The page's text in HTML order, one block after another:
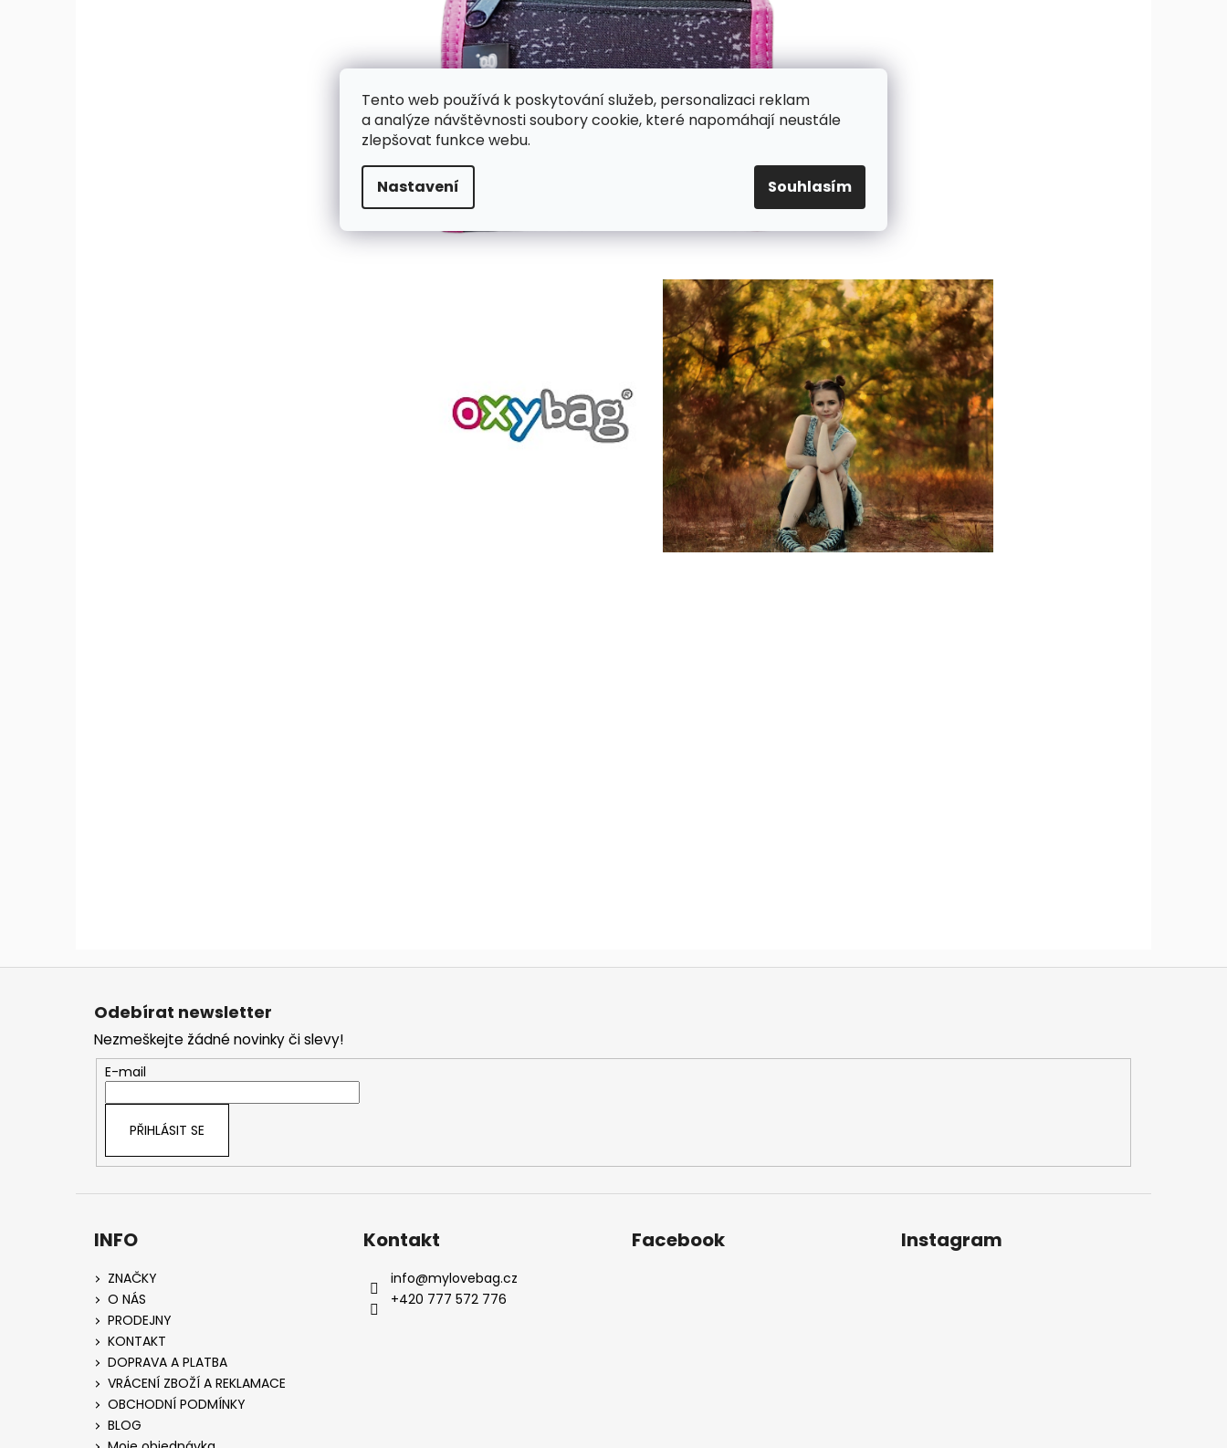
Tento web používá k poskytování služeb, personalizaci reklam
a analýze návštěvnosti soubory cookie, které napomáhají neustále
zlepšovat funkce webu.
Nastavení Souhlasím
Z
Odebírat newsletter
Nezmeškejte žádné novinky či slevy!
E-mail
PŘIHLÁSIT SE
INFO
ZNAČKY
O NÁS
PRODEJNY
KONTAKT
DOPRAVA A PLATBA
VRÁCENÍ ZBOŽÍ A REKLAMACE
OBCHODNÍ PODMÍNKY
BLOG
Kontakt
info@mylovebag.cz
+420 777 572 776
Facebook Instagram